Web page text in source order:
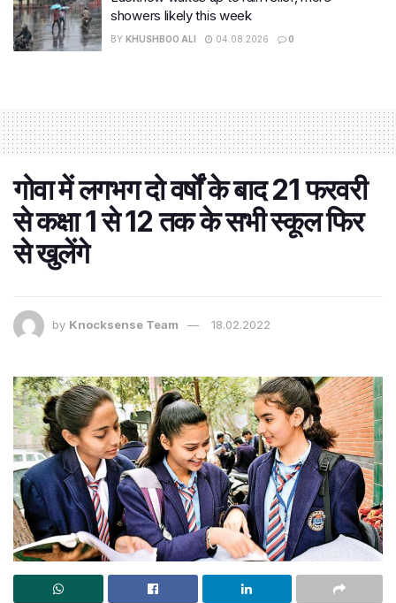
showers likely this week
BY KHUSHBOO ALI 04.08.2026 0
गोवा में लगभग दो वर्षों के बाद 21 फरवरी
से कक्षा 1 से 12 तक के सभी स्कूल फिर
से खुलेंगे
by Knocksense Team 18.02.2022